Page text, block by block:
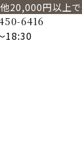
20,000円以上で
6416
18:30